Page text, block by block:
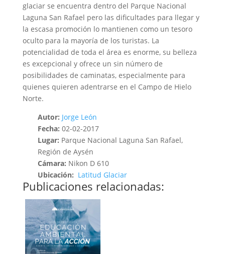
glaciar se encuentra dentro del Parque Nacional
Laguna San Rafael pero las dificultades para llegar y
la escasa promoción lo mantienen como un tesoro
oculto para la mayoría de los turistas. La
potencialidad de toda el área es enorme, su belleza
es excepcional y ofrece un sin número de
posibilidades de caminatas, especialmente para
quienes quieren adentrarse en el Campo de Hielo
Norte.
Autor: Jorge León
Fecha: 02-02-2017
Lugar: Parque Nacional Laguna San Rafael,
Región de Aysén
Cámara: Nikon D 610
Ubicación: Latitud Glaciar
Publicaciones relacionadas: